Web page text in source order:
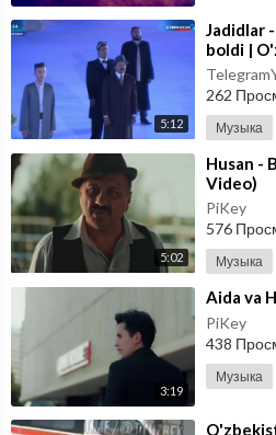
5:12
⁣Jadidlar
boldi |
262
Музыка
5:02
⁣Husan -
Video)
PiKey
576
Музыка
3:19
⁣Aida va
PiKey
438
Музыка